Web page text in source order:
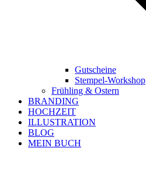
Gutscheine
Stempel-Workshop
Frühling & Ostern
BRANDING
HOCHZEIT
ILLUSTRATION
BLOG
MEIN BUCH